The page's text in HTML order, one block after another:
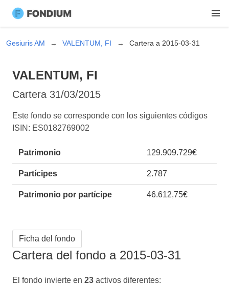
Gesiuris AM VALENTUM, FI Cartera a 2015-03-31
VALENTUM, FI
Cartera 31/03/2015
Este fondo se corresponde con los siguientes códigos
ISIN: ES0182769002
Patrimonio 129.909.729€
Partícipes 2.787
Patrimonio por partícipe 46.612,75€
Ficha del fondo
Cartera del fondo a 2015-03-31
El fondo invierte en 23 activos diferentes: